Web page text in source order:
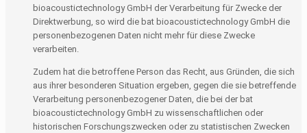
bioacoustictechnology GmbH der Verarbeitung für Zwecke der
Direktwerbung, so wird die bat bioacoustictechnology GmbH die
personenbezogenen Daten nicht mehr für diese Zwecke
verarbeiten.
Zudem hat die betroffene Person das Recht, aus Gründen, die sich
aus ihrer besonderen Situation ergeben, gegen die sie betreffende
Verarbeitung personenbezogener Daten, die bei der bat
bioacoustictechnology GmbH zu wissenschaftlichen oder
historischen Forschungszwecken oder zu statistischen Zwecken